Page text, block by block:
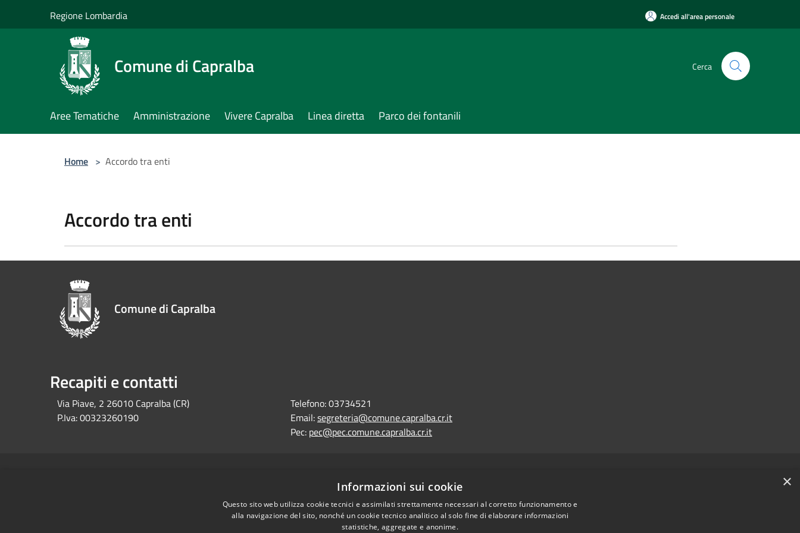
Regione Lombardia Accedi all'area personale
Comune di Capralba Cerca
Aree Tematiche Amministrazione Vivere Capralba Linea diretta Parco dei fontanili
Home > Accordo tra enti
Accordo tra enti
Comune di Capralba
Recapiti e contatti
Via Piave, 2 26010 Capralba (CR)
P.Iva:00323260190
Telefono:03734521
Email:segreteria@comune.capralba.cr.it
Pec: pec@pec.comune.capralba.cr.it
×
Informazioni sui cookie
Questo sito web utilizza cookie tecnici e assimilati strettamente necessari al corretto funzionamento e
alla navigazione del sito, nonché un cookie tecnico analitico al solo fine di elaborare informazioni
statistiche, aggregate e anonime.